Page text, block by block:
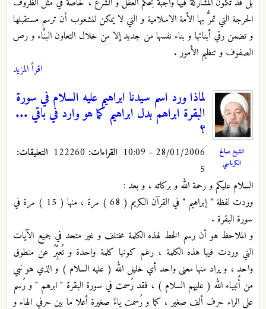
الحرجة التي تمرُّ بها الأمة الاسلامية و التي لا يمكن للشعوب أن ترسم مستقبلها
و تضمن رقي أبنائها و بناء نفسها من جديد إلا من خلال التعاون البنَّاء و رص
الصفوف و تنظيم الأمور .
اقرأ المزيد
الشيخ صالح
الكرباسي
لماذا ورد اسم سيدنا ابراهيم عليه السلام في سورة
البقرة ابراهم بدل ابراهيم كما هو وارد في باقي ...
؟
28/01/2006 - 10:09 القراءات:
التعليقات:
5
السلام عليكم و رحمة الله و بركاته ، و بعد :
وردت لفظة " إبراهيم " في القرآن الكريم ( 68 ) مرة ، منها ( 15 ) مرة في
سورة البقرة .
و الملاحظ هو أن رسم الخط لهذه الكلمة مختلف و غير متحد في جميع الآيات
التي وردت فيها هذه الكلمة ، رغم كونها كلمة واحدة و تُعبِّرُ عن منطوق
واحدٍ ، و يراد منها معنى واحد أي خليل الله ( عليه السلام ) و الذي هو نبي
من أنبياء الله ( عليهم السلام ) ، فقد رُسمت في سورة البقرة " ابرهم " و رُسم
على الراء حرف ألف صغير ، كما و رُسمت ياءٌ صغيرة أعلا ما بين حرفي الهاء و